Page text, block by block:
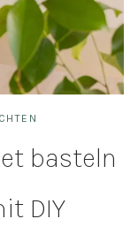
basteln
DIY